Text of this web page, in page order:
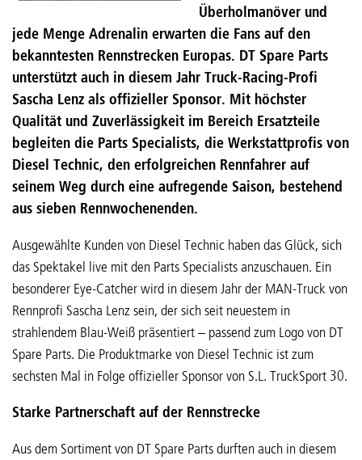
Überholmanöver und
jede Menge Adrenalin erwarten die Fans auf den
bekanntesten Rennstrecken Europas. DT Spare Parts
unterstützt auch in diesem Jahr Truck-Racing-Profi
Sascha Lenz als offizieller Sponsor. Mit höchster
Qualität und Zuverlässigkeit im Bereich Ersatzteile
begleiten die Parts Specialists, die Werkstattprofis von
Diesel Technic, den erfolgreichen Rennfahrer auf
seinem Weg durch eine aufregende Saison, bestehend
aus sieben Rennwochenenden.
Ausgewählte Kunden von Diesel Technic haben das Glück, sich
das Spektakel live mit den Parts Specialists anzuschauen. Ein
besonderer Eye-Catcher wird in diesem Jahr der MAN-Truck von
Rennprofi Sascha Lenz sein, der sich seit neuestem in
strahlendem Blau-Weiß präsentiert – passend zum Logo von DT
Spare Parts. Die Produktmarke von Diesel Technic ist zum
sechsten Mal in Folge offizieller Sponsor von S.L. TruckSport 30.
Starke Partnerschaft auf der Rennstrecke
Aus dem Sortiment von DT Spare Parts durften auch in diesem